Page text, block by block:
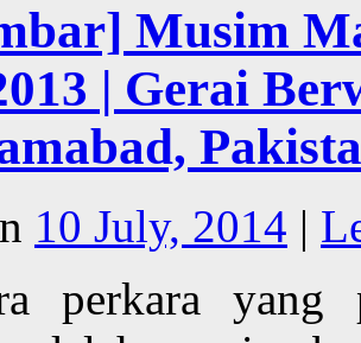
Musim
| Gerai
10 July, 2014 |
perkara yang